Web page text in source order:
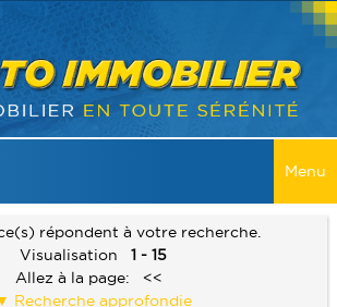
Menu
répondent à votre recherche.
Visualisation
1 - 15
Allez à la page:
<<
Recherche approfondie